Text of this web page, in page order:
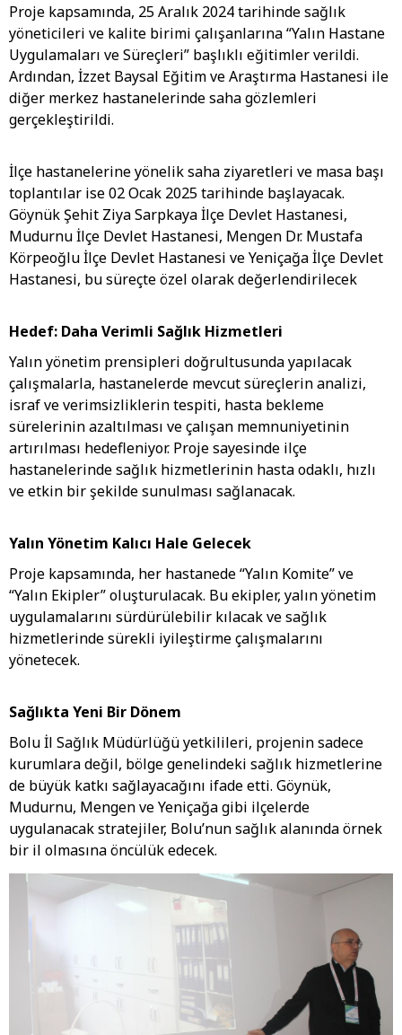
Proje kapsamında, 25 Aralık 2024 tarihinde sağlık
yöneticileri ve kalite birimi çalışanlarına “Yalın Hastane
Uygulamaları ve Süreçleri” başlıklı eğitimler verildi.
Ardından, İzzet Baysal Eğitim ve Araştırma Hastanesi ile
diğer merkez hastanelerinde saha gözlemleri
gerçekleştirildi.
İlçe hastanelerine yönelik saha ziyaretleri ve masa başı
toplantılar ise 02 Ocak 2025 tarihinde başlayacak.
Göynük Şehit Ziya Sarpkaya İlçe Devlet Hastanesi,
Mudurnu İlçe Devlet Hastanesi, Mengen Dr. Mustafa
Körpeoğlu İlçe Devlet Hastanesi ve Yeniçağa İlçe Devlet
Hastanesi, bu süreçte özel olarak değerlendirilecek
Hedef: Daha Verimli Sağlık Hizmetleri
Yalın yönetim prensipleri doğrultusunda yapılacak
çalışmalarla, hastanelerde mevcut süreçlerin analizi,
israf ve verimsizliklerin tespiti, hasta bekleme
sürelerinin azaltılması ve çalışan memnuniyetinin
artırılması hedefleniyor. Proje sayesinde ilçe
hastanelerinde sağlık hizmetlerinin hasta odaklı, hızlı
ve etkin bir şekilde sunulması sağlanacak.
Yalın Yönetim Kalıcı Hale Gelecek
Proje kapsamında, her hastanede “Yalın Komite” ve
“Yalın Ekipler” oluşturulacak. Bu ekipler, yalın yönetim
uygulamalarını sürdürülebilir kılacak ve sağlık
hizmetlerinde sürekli iyileştirme çalışmalarını
yönetecek.
Sağlıkta Yeni Bir Dönem
Bolu İl Sağlık Müdürlüğü yetkilileri, projenin sadece
kurumlara değil, bölge genelindeki sağlık hizmetlerine
de büyük katkı sağlayacağını ifade etti. Göynük,
Mudurnu, Mengen ve Yeniçağa gibi ilçelerde
uygulanacak stratejiler, Bolu’nun sağlık alanında örnek
bir il olmasına öncülük edecek.